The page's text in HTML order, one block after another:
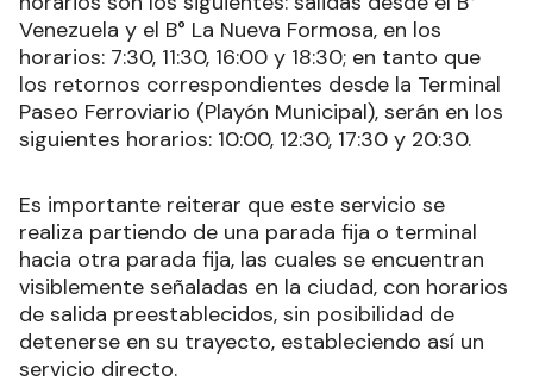
Por ese motivo, precisaron que los nuevos
horarios son los siguientes: salidas desde el B°
Venezuela y el B° La Nueva Formosa, en los
horarios: 7:30, 11:30, 16:00 y 18:30; en tanto que
los retornos correspondientes desde la Terminal
siguientes horarios: 10:00, 12:30, 17:30 y 20:30.
Es importante reiterar que este servicio se
realiza partiendo de una parada fija o terminal
hacia otra parada fija, las cuales se encuentran
visiblemente señaladas en la ciudad, con horarios
de salida preestablecidos, sin posibilidad de